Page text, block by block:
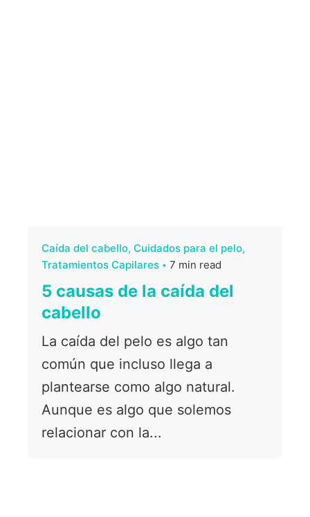
Caída del cabello Cuidados para el pelo
Tratamientos Capilares
7 min read
5 causas de la caída del
cabello
La caída del pelo es algo tan
común que incluso llega a
plantearse como algo natural.
Aunque es algo que solemos
relacionar con la...